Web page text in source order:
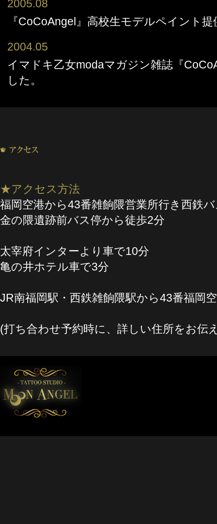
2005.08
『CoCoAngel』高校生モデルペイント提
2004.05
イマドキ乙女modaマガジン雑誌『
した。
★アクセス方法
福岡空港から43番雑餉隈営業所行き西鉄
金の隈遺跡前バス停から徒歩2分
太宰府インターより車で10分
亀の井ホテル車で3分
JR南福岡駅・西鉄雑餉隈駅から43番福岡
(打ち合わせ予約時に、詳しい住所をお伝